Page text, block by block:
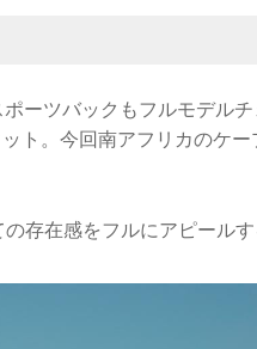
ーツバックもフルモデル
ト。今回南アフリカのケー
存在感をフルにアピールす